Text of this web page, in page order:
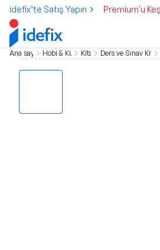
idefix’te Satış Yapın Premium'u
Ana sayfa Hobi & KültürKitap Ders ve Sınav